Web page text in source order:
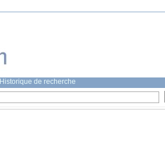
Historique de recherche